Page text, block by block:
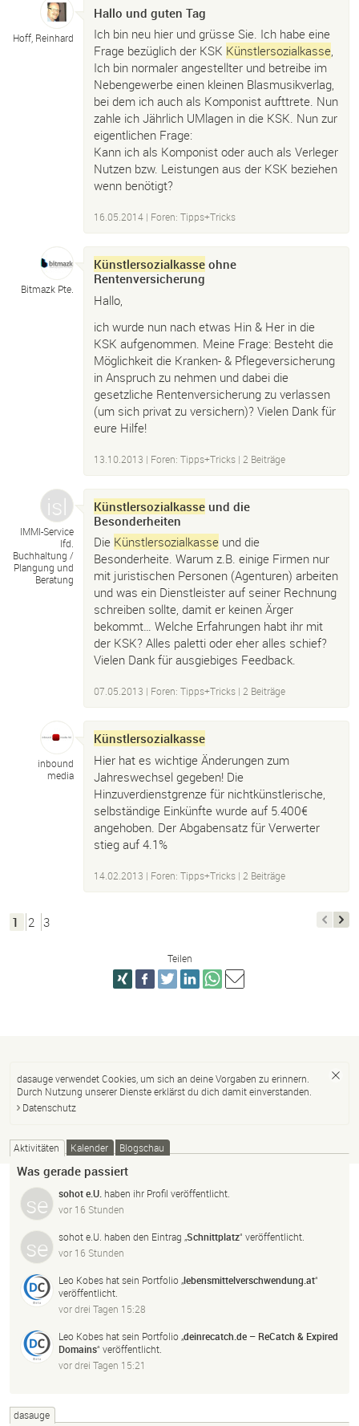
Hoff, Reinhard
Hallo und guten Tag
Ich bin neu hier und grüsse Sie. Ich habe eine
Frage bezüglich der KSK Künstlersozialkasse,
Ich bin normaler angestellter und betreibe im
Nebengewerbe einen kleinen Blasmusikverlag,
bei dem ich auch als Komponist aufttrete. Nun
zahle ich Jährlich UMlagen in die KSK. Nun zur
eigentlichen Frage:
Kann ich als Komponist oder auch als Verleger
Nutzen bzw. Leistungen aus der KSK beziehen
wenn benötigt?
16.05.2014 | Foren: Tipps+Tricks
Bitmazk Pte.
Künstlersozialkasse ohne
Rentenversicherung
Hallo,
ich wurde nun nach etwas Hin & Her in die
KSK aufgenommen. Meine Frage: Besteht die
Möglichkeit die Kranken- & Pflegeversicherung
in Anspruch zu nehmen und dabei die
gesetzliche Rentenversicherung zu verlassen
(um sich privat zu versichern)? Vielen Dank für
eure Hilfe!
13.10.2013 | Foren: Tipps+Tricks | 2 Beiträge
IMMI-Service
lfd.
Buchhaltung /
Plangung und
Beratung
Künstlersozialkasse und die
Besonderheiten
Die Künstlersozialkasse und die
Besonderheite. Warum z.B. einige Firmen nur
mit juristischen Personen (Agenturen) arbeiten
und was ein Dienstleister auf seiner Rechnung
schreiben sollte, damit er keinen Ärger
bekommt… Welche Erfahrungen habt ihr mit
der KSK? Alles paletti oder eher alles schief?
Vielen Dank für ausgiebiges Feedback.
07.05.2013 | Foren: Tipps+Tricks | 2 Beiträge
inbound
media
Künstlersozialkasse
Hier hat es wichtige Änderungen zum
Jahreswechsel gegeben! Die
Hinzuverdienstgrenze für nichtkünstlerische,
selbständige Einkünfte wurde auf 5.400€
angehoben. Der Abgabensatz für Verwerter
stieg auf 4.1%
14.02.2013 | Foren: Tipps+Tricks | 2 Beiträge
1 2 3
Teilen
dasauge verwendet Cookies, um sich an deine Vorgaben zu erinnern.
Durch Nutzung unserer Dienste erklärst du dich damit einverstanden.
Datenschutz
Aktivitäten Kalender Blogschau
Was gerade passiert
sohot e.U. haben ihr Profil veröffentlicht.
vor 16 Stunden
sohot e.U. haben den Eintrag „Schnittplatz“ veröffentlicht.
vor 16 Stunden
Leo Kobes hat sein Portfolio „lebensmittelverschwendung. at“
veröffentlicht.
vor drei Tagen 15:28
Leo Kobes hat sein Portfolio „deinrecatch. de – ReCatch & Expired
Domains“ veröffentlicht.
vor drei Tagen 15:21
dasauge